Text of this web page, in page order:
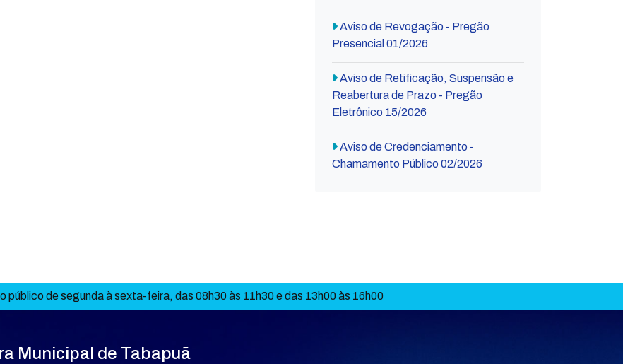
Aviso de Revogação - Pregão
Presencial 01/2026
Aviso de Retificação, Suspensão e
Reabertura de Prazo - Pregão
Eletrônico 15/2026
Aviso de Credenciamento -
Chamamento Público 02/2026
público de segunda à sexta-feira, das 08h30 às 11h30 e das 13h00 às 16h00
Municipal de Tabapuã